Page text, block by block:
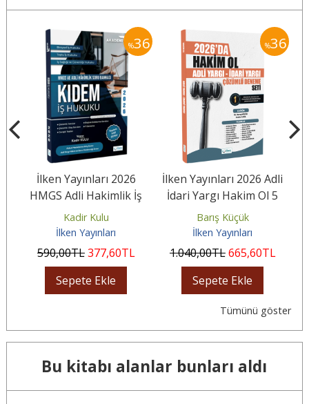
%36
İlken Yayınları 2026
HMGS Adli Hakimlik İş
Hukuku KIDEM Soru
Bankası
Kadir Kulu
İlken Yayınları
590,00TL377,60TL
Sepete Ekle
%36
İlken Yayınları 2026 Adli
İdari Yargı Hakim Ol 5
Deneme Çözümlü
Barış Küçük
İlken Yayınları
1.040,00TL665,60TL
Sepete Ekle
Tümünü göster
Bu kitabı alanlar bunları aldı